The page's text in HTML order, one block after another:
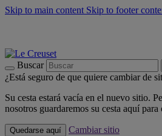
Skip to main content Skip to footer
Buscar
¿Está seguro de que quiere cambiar de
Su cesta estará vacía en el nuevo sitio.
nosotros guardaremos su cesta aquí
Quedarse aquí
Cambiar sitio